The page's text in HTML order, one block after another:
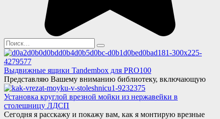
Search
for:
Выдвижные ящики Tandembox для PRO100
Представляю Вашему вниманию библиотеку, включающую
Установка круглой врезной мойки из нержавейки в
столешницу ЛДСП
Сегодня я расскажу и покажу вам, как я монтирую врезные